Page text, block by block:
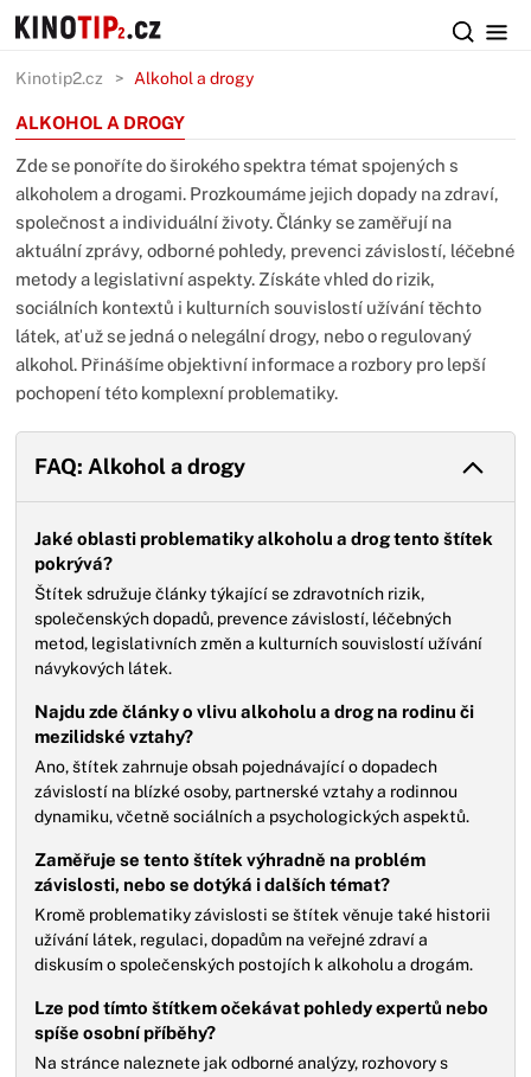
Kinotip2.cz Alkohol a drogy
ALKOHOL A DROGY
Zde se ponoříte do širokého spektra témat spojených s
alkoholem a drogami. Prozkoumáme jejich dopady na zdraví,
společnost a individuální životy. Články se zaměřují na
aktuální zprávy, odborné pohledy, prevenci závislostí, léčebné
metody a legislativní aspekty. Získáte vhled do rizik,
sociálních kontextů i kulturních souvislostí užívání těchto
látek, ať už se jedná o nelegální drogy, nebo o regulovaný
alkohol. Přinášíme objektivní informace a rozbory pro lepší
pochopení této komplexní problematiky.
FAQ: Alkohol a drogy
Jaké oblasti problematiky alkoholu a drog tento štítek
pokrývá?
Štítek sdružuje články týkající se zdravotních rizik,
společenských dopadů, prevence závislostí, léčebných
metod, legislativních změn a kulturních souvislostí užívání
návykových látek.
Najdu zde články o vlivu alkoholu a drog na rodinu či
mezilidské vztahy?
Ano, štítek zahrnuje obsah pojednávající o dopadech
závislostí na blízké osoby, partnerské vztahy a rodinnou
dynamiku, včetně sociálních a psychologických aspektů.
Zaměřuje se tento štítek výhradně na problém
závislosti, nebo se dotýká i dalších témat?
Kromě problematiky závislosti se štítek věnuje také historii
užívání látek, regulaci, dopadům na veřejné zdraví a
diskusím o společenských postojích k alkoholu a drogám.
Lze pod tímto štítkem očekávat pohledy expertů nebo
spíše osobní příběhy?
Na stránce naleznete jak odborné analýzy, rozhovory s